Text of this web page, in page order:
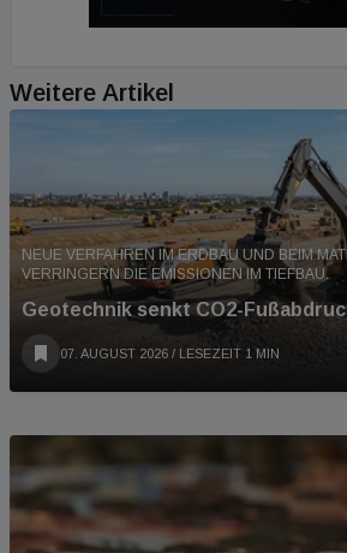
Weitere Artikel
NEUE VERFAHREN IM ERDBAU UND BEIM
VERRINGERN DIE EMISSIONEN IM TIEFBAU.
Geotechnik senkt CO2-
07. AUGUST 2026 / LESEZEIT 1 MIN